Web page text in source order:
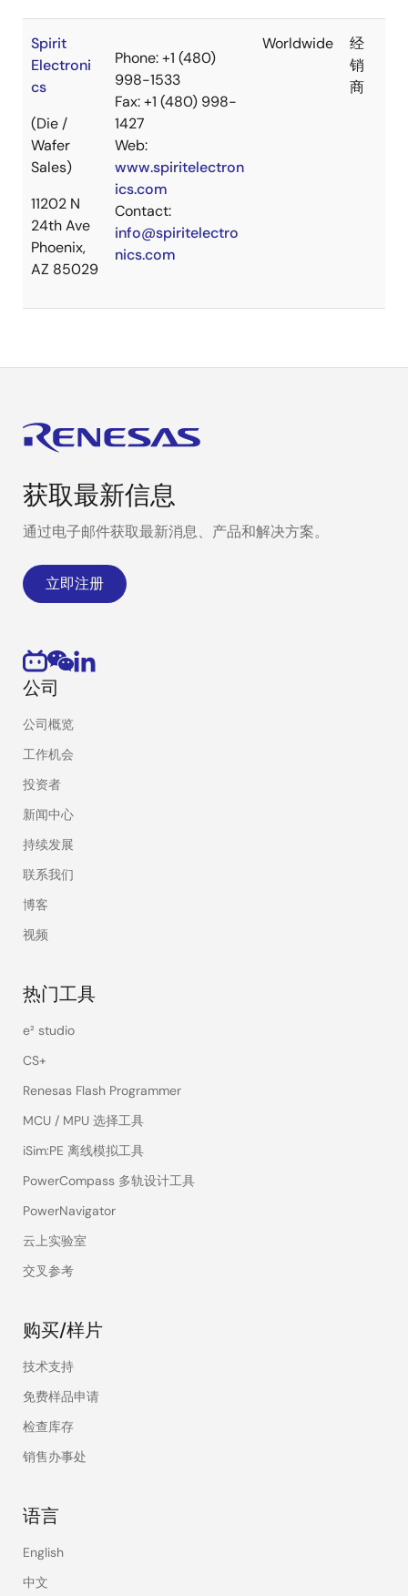
Spirit
Electroni
cs
(Die /
Wafer
Sales)
11202 N
24th Ave
Phoenix,
AZ 85029
Phone: +1 (480)
998-1533
Fax: +1 (480) 998-
1427
Web:
www.spiritelectron
ics.com
Contact:
info@spiritelectro
nics.com
Worldwide
经
销
商
获取最新信息
通过电子邮件获取最新消息、产品和解决方案。
立即注册
公司
公司概览
工作机会
投资者
新闻中心
持续发展
联系我们
博客
视频
热门工具
e² studio
CS+
Renesas Flash Programmer
MCU / MPU 选择工具
iSim:PE 离线模拟工具
PowerCompass 多轨设计工具
PowerNavigator
云上实验室
交叉参考
购买/样片
技术支持
免费样品申请
检查库存
销售办事处
语言
English
中文